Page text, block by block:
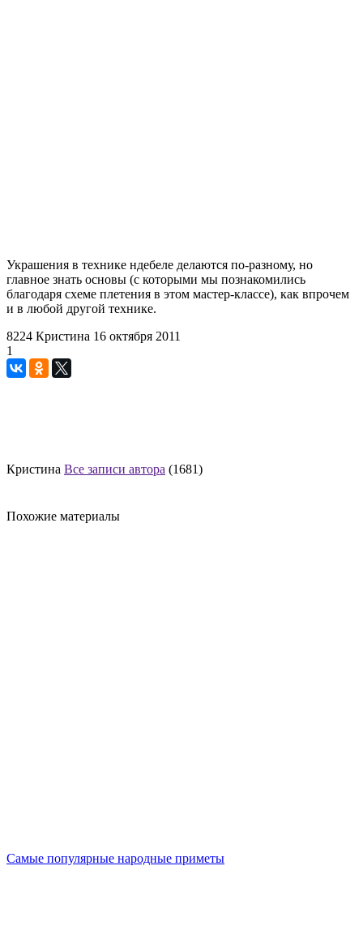
Украшения в технике ндебеле делаются по-разному, но
главное знать основы (с которыми мы познакомились
благодаря схеме плетения в этом мастер-классе), как впрочем
и в любой другой технике.
8224 Кристина 16 октября 2011
1
Кристина Все записи автора (1681)
Похожие материалы
Самые популярные народные приметы